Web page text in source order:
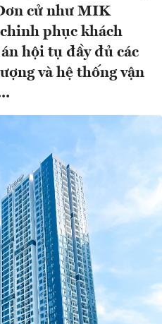
cử như MIK
phục khách
hội tụ đầy đủ các
và hệ thống vận